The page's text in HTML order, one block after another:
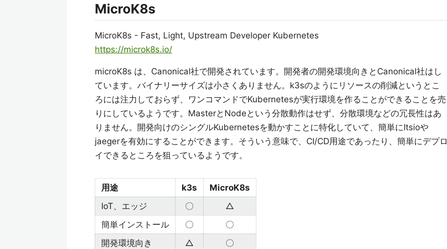
MicroK8s
MicroK8s - Fast, Light, Upstream Developer Kubernetes
https://microk8s.io/
microK8s は、Canonical社で開発されています。開発者の開発環境向きとCanonical社はし
ています。バイナリーサイズは小さくありません。k3sのようにリソースの削減というとこ
ろには注力しておらず、ワンコマンドでKubernetesが実行環境を作ることができることを売
りにしているようです。MasterとNodeという分散動作はせず、分散環境などの冗長性はあ
りません。開発向けのシングルKubernetesを動かすことに特化していて、簡単にItsioや
jaegerを有効にすることができます。そういう意味で、CI/CD用途であったり、簡単にデプ
イできるところを狙っているようです。
用途 k3s
MicroK8s
IoT、エッジ
〇
△
簡単インストール
〇
〇
開発環境向き
△ 〇